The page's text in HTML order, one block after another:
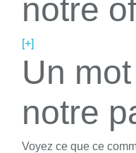
notre
[+]
Un
notre
Voyez ce que ce